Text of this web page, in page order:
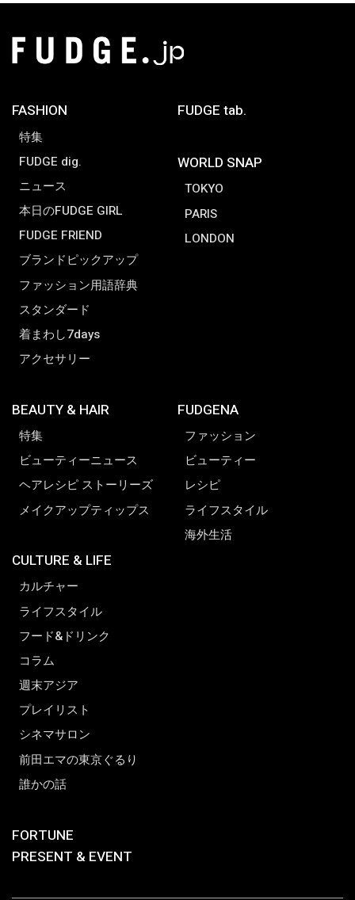
FASHION
特集
FUDGE dig.
ニュース
本日のFUDGE GIRL
FUDGE FRIEND
ブランドピックアップ
ファッション用語辞典
スタンダード
着まわし7days
アクセサリー
FUDGE tab.
WORLD SNAP
TOKYO
PARIS
LONDON
BEAUTY & HAIR
特集
ビューティーニュース
ヘアレシピ ストーリーズ
メイクアップティップス
CULTURE & LIFE
カルチャー
ライフスタイル
フード&ドリンク
コラム
週末アジア
プレイリスト
シネマサロン
前田エマの東京ぐるり
誰かの話
FUDGENA
ファッション
ビューティー
レシピ
ライフスタイル
海外生活
FORTUNE
PRESENT & EVENT